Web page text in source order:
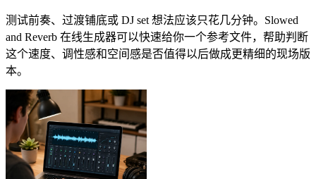
测试前奏、过渡铺底或 DJ set 想法应该只花几分钟。Slowed
and Reverb 在线生成器可以快速给你一个参考文件，帮助判断
这个速度、调性感和空间感是否值得以后做成更精细的现场版
本。